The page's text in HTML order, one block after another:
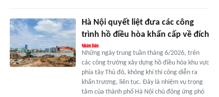
Hà Nội quyết liệt đưa các công
trình hồ điều hòa khẩn cấp về đích
Những ngày trung tuần tháng 6/2026, trên
các công trường xây dựng hồ điều hòa khu vực
phía tây Thủ đô, không khí thi công diễn ra
khẩn trương, liên tục. Đây là nhiệm vụ trọng
tâm của thành phố Hà Nội chủ động ứng phó